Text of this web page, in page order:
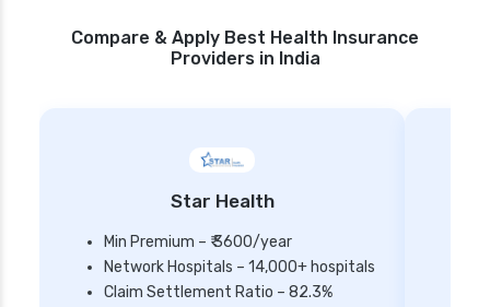
Compare & Apply Best Health Insurance
Providers in India
Star Health
Min Premium – ₹ 3600/year
Network Hospitals – 14,000+ hospitals
Claim Settlement Ratio – 82.3%